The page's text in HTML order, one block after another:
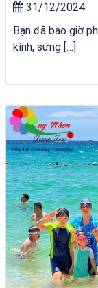
31/12/2024
Bạn đã bao giờ
kính, sừng […]
Tour